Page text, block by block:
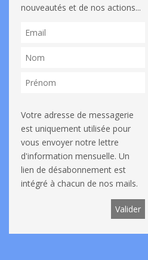
nouveautés et de nos actions...
Votre adresse de messagerie
est uniquement utilisée pour
vous envoyer notre lettre
d'information mensuelle. Un
lien de désabonnement est
intégré à chacun de nos mails.